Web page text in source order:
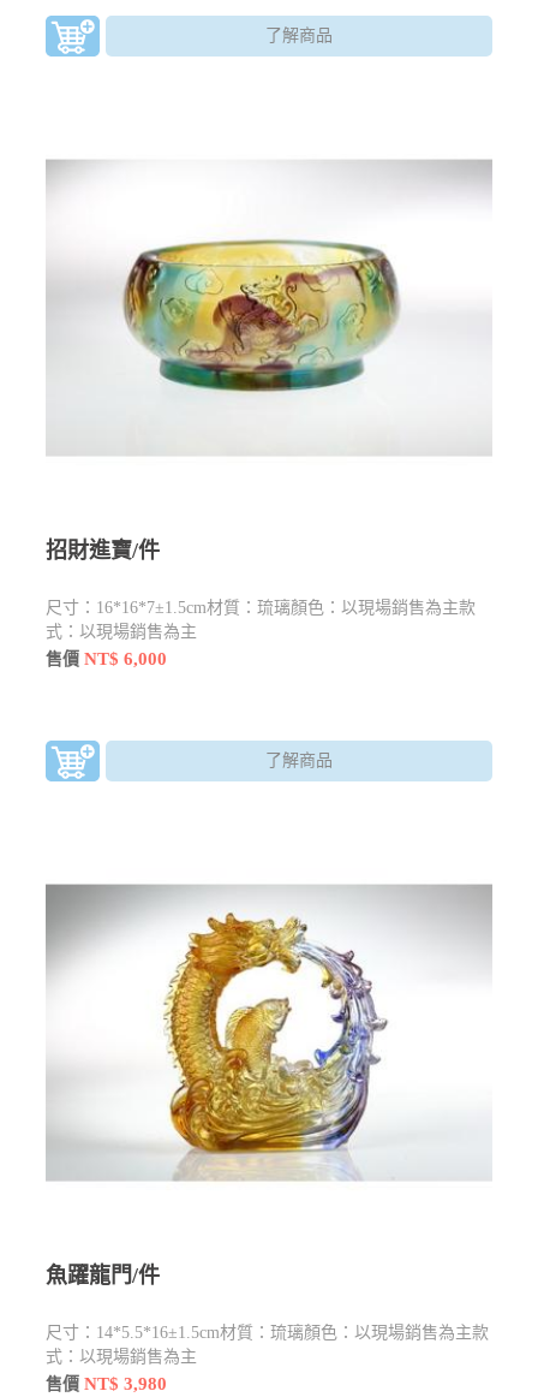
了解商品
招財進寶/件
尺寸：16*16*7±1.5cm材質：琉璃顏色：以現場銷售為主款
式：以現場銷售為主
售價NT$ 6,000
了解商品
魚躍龍門/件
尺寸：14*5.5*16±1.5cm材質：琉璃顏色：以現場銷售為主款
式：以現場銷售為主
售價NT$ 3,980